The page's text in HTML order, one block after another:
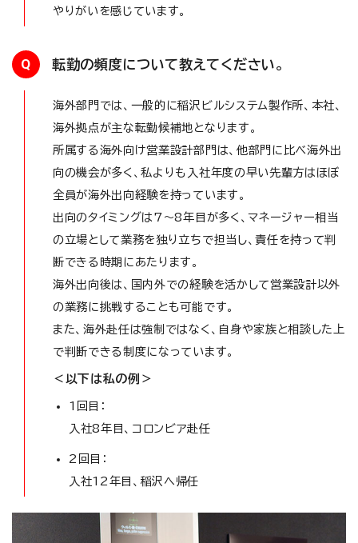
やりがいを感じています。
Q 転勤の頻度について教えてください。
海外部門では、一般的に稲沢ビルシステム製作所、本社、
海外拠点が主な転勤候補地となります。
所属する海外向け営業設計部門は、他部門に比べ海外出
向の機会が多く、私よりも入社年度の早い先輩方はほぼ
全員が海外出向経験を持っています。
出向のタイミングは7～8年目が多く、マネージャー相当
の立場として業務を独り立ちで担当し、責任を持って判
断できる時期にあたります。
海外出向後は、国内外での経験を活かして営業設計以外
の業務に挑戦することも可能です。
また、海外赴任は強制ではなく、自身や家族と相談した上
で判断できる制度になっています。
＜以下は私の例＞
1回目：
入社8年目、コロンビア赴任
2回目：
入社12年目、稲沢へ帰任